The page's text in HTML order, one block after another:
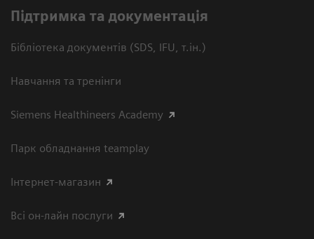
Підтримка та документація
Бібліотека документів (SDS, IFU, т.ін.)
Навчання та тренінги
Siemens Healthineers Academy
Парк обладнання teamplay
Інтернет-магазин
Всі он-лайн послуги